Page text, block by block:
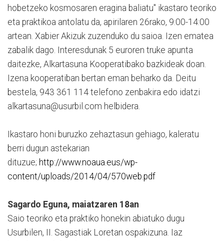
hobetzeko kosmosaren eragina baliatu" ikastaro teoriko
eta praktikoa antolatu da, apirilaren 26rako, 9:00-14:00
artean. Xabier Akizuk zuzenduko du saioa. Izen ematea
zabalik dago. Interesdunak 5 euroren truke apunta
daitezke, Alkartasuna Kooperatibako bazkideak doan.
Izena kooperatiban bertan eman beharko da. Deitu
bestela, 943 361 114 telefono zenbakira edo idatzi
alkartasuna@usurbil.com helbidera.
Ikastaro honi buruzko zehaztasun gehiago, kaleratu
berri dugun astekarian
dituzue; http://www.noaua.eus/wp-
content/uploads/2014/04/570web.pdf
Sagardo Eguna, maiatzaren 18an
Saio teoriko eta praktiko honekin abiatuko dugu
Usurbilen, II. Sagastiak Loretan ospakizuna. Iaz